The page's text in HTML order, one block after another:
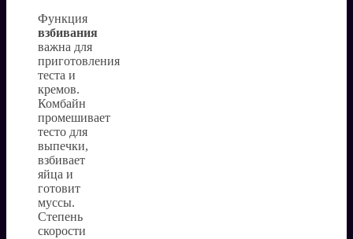
Функция
взбивания
важна для
приготовления
теста и
кремов.
Комбайн
промешивает
тесто для
выпечки,
взбивает
яйца и
готовит
муссы.
Степень
скорости